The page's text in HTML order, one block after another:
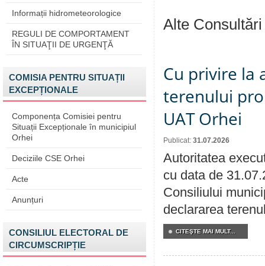
Informații hidrometeorologice
REGULI DE COMPORTAMENT
ÎN SITUAŢII DE URGENŢĂ
COMISIA PENTRU SITUAȚII
EXCEPȚIONALE
Componența Comisiei pentru
Situații Excepționale în municipiul
Orhei
Deciziile CSE Orhei
Acte
Anunțuri
CONSILIUL ELECTORAL DE
CIRCUMSCRIPȚIE
Alte
Cu privire la
terenului
UAT Orhei
Publicat: 31.07.2026
Autoritatea
cu data de
Consiliului
declararea
CITEŞTE MAI MULT...